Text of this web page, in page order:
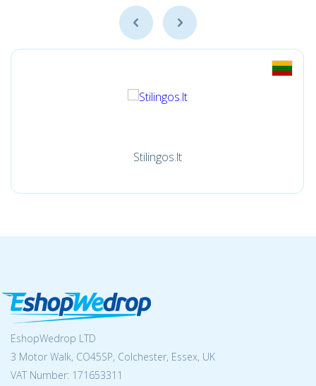
Stilingos.lt
EshopWedrop LTD
3 Motor Walk, CO45SP, Colchester, Essex, UK
VAT Number: 171653311